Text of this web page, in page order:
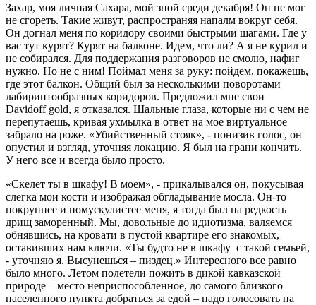
Захар, моя личная Сахара, мой зной среди декабря! Он не мог
не сгореть. Такие живут, распространяя напалм вокруг себя.
Он догнал меня по коридору своими быстрыми шагами. Где у
вас тут курят? Курят на балконе. Идем, что ли? А я не курил и
не собирался. Для поддержания разговоров не смолю, нафиг
нужно. Но не с ним! Поймал меня за руку: пойдем, покажешь,
где этот балкон. Общий был за несколькими поворотами
лабиринтообразных коридоров. Предложил мне свои
Davidoff gold, я отказался. Шальные глаза, которые ни с чем не
перепутаешь, кривая ухмылка в ответ на мое виртуальное
забрало на роже. «Убийственный стояк», - понизив голос, он
опустил и взгляд, уточняя локацию. Я был на грани кончить.
У него все и всегда было просто.
«Скелет ты в шкафу! В моем», - прикалывался он, покусывая
слегка мои кости и изображая обгладывание мосла. Он-то
покрупнее и помускулистее меня, я тогда был на редкость
дрищ заморенный. Мы, довольные до идиотизма, валяемся
обнявшись, на кровати в пустой квартире его знакомых,
оставивших нам ключи. «Ты будто не в шкафу с такой семьей,
- уточняю я. Высунешься – пиздец.» Интересного все равно
было много. Летом полетели пожить в дикой кавказской
природе – место неприспособленное, до самого близкого
населенного пункта добраться за едой – надо голосовать на